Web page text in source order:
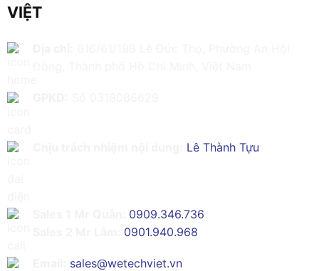
VIỆT
Lê Thành Tựu
0909.346.736
0901.940.968
sales@wetechviet.vn